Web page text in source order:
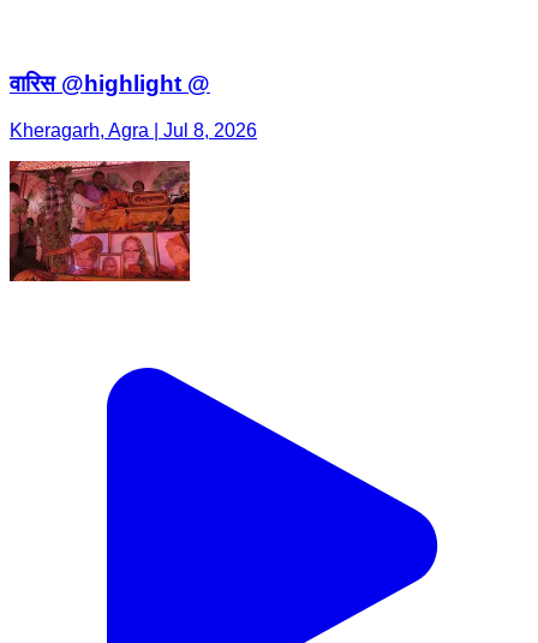
वारिस @highlight @
Kheragarh, Agra | Jul 8, 2026